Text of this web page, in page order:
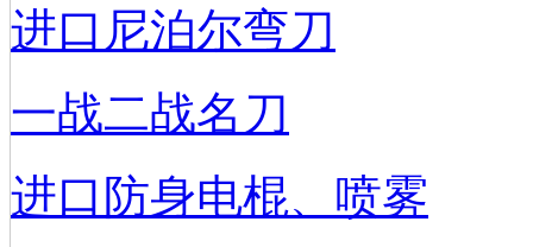
进口尼泊尔弯刀
一战二战名刀
进口防身电棍、喷雾